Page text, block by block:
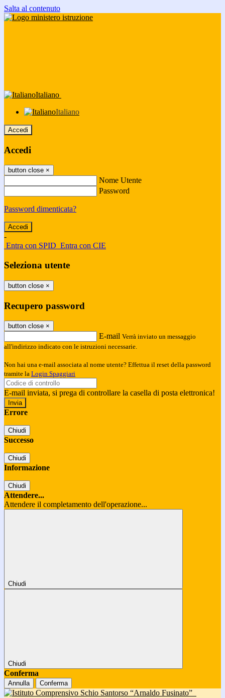
Salta al contenuto
Italiano
Italiano
Accedi
Accedi
button close ×
Nome Utente
Password
Password dimenticata?
-
Entra con SPID Entra con CIE
Seleziona utente
button close ×
Recupero password
button close ×
E-mail Verrà inviato un messaggio
all'indirizzo indicato con le istruzioni necessarie.
Non hai una e-mail associata al nome utente? Effettua il reset della password
tramite la Login Spaggiari
E-mail inviata, si prega di controllare la casella di posta elettronica!
Errore
Chiudi
Successo
Chiudi
Informazione
Chiudi
Attendere...
Attendere il completamento dell'operazione...
Chiudi
Chiudi
Conferma
Annulla Conferma